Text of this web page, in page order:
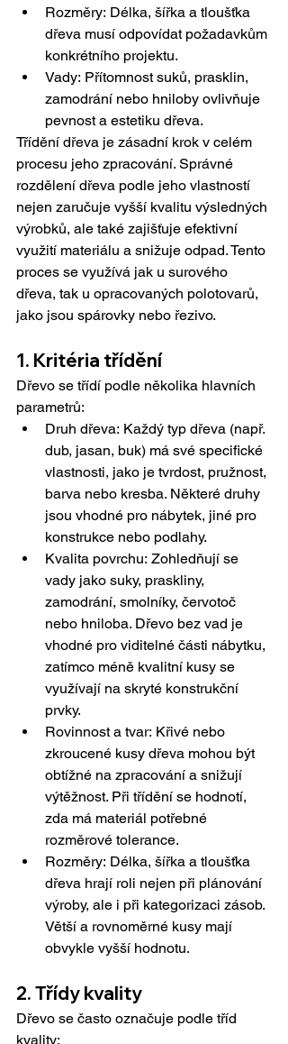
Rozměry: Délka, šířka a tloušťka
dřeva musí odpovídat požadavkům
konkrétního projektu.
Vady: Přítomnost suků, prasklin,
zamodrání nebo hniloby ovlivňuje
pevnost a estetiku dřeva.
Třídění dřeva je zásadní krok v celém
procesu jeho zpracování. Správné
rozdělení dřeva podle jeho vlastností
nejen zaručuje vyšší kvalitu výsledných
výrobků, ale také zajišťuje efektivní
využití materiálu a snižuje odpad. Tento
proces se využívá jak u surového
dřeva, tak u opracovaných polotovarů,
jako jsou spárovky nebo řezivo.
1. Kritéria třídění
Dřevo se třídí podle několika hlavních
parametrů:
Druh dřeva: Každý typ dřeva (např.
dub, jasan, buk) má své specifické
vlastnosti, jako je tvrdost, pružnost,
barva nebo kresba. Některé druhy
jsou vhodné pro nábytek, jiné pro
konstrukce nebo podlahy.
Kvalita povrchu: Zohledňují se
vady jako suky, praskliny,
zamodrání, smolníky, červotoč
nebo hniloba. Dřevo bez vad je
vhodné pro viditelné části nábytku,
zatímco méně kvalitní kusy se
využívají na skryté konstrukční
prvky.
Rovinnost a tvar: Křivé nebo
zkroucené kusy dřeva mohou být
obtížné na zpracování a snižují
výtěžnost. Při třídění se hodnotí,
zda má materiál potřebné
rozměrové tolerance.
Rozměry: Délka, šířka a tloušťka
dřeva hrají roli nejen při plánování
výroby, ale i při kategorizaci zásob.
Větší a rovnoměrné kusy mají
obvykle vyšší hodnotu.
2. Třídy kvality
Dřevo se často označuje podle tříd
kvality: